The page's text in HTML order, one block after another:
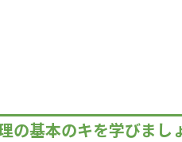
の基本のキを学びまし